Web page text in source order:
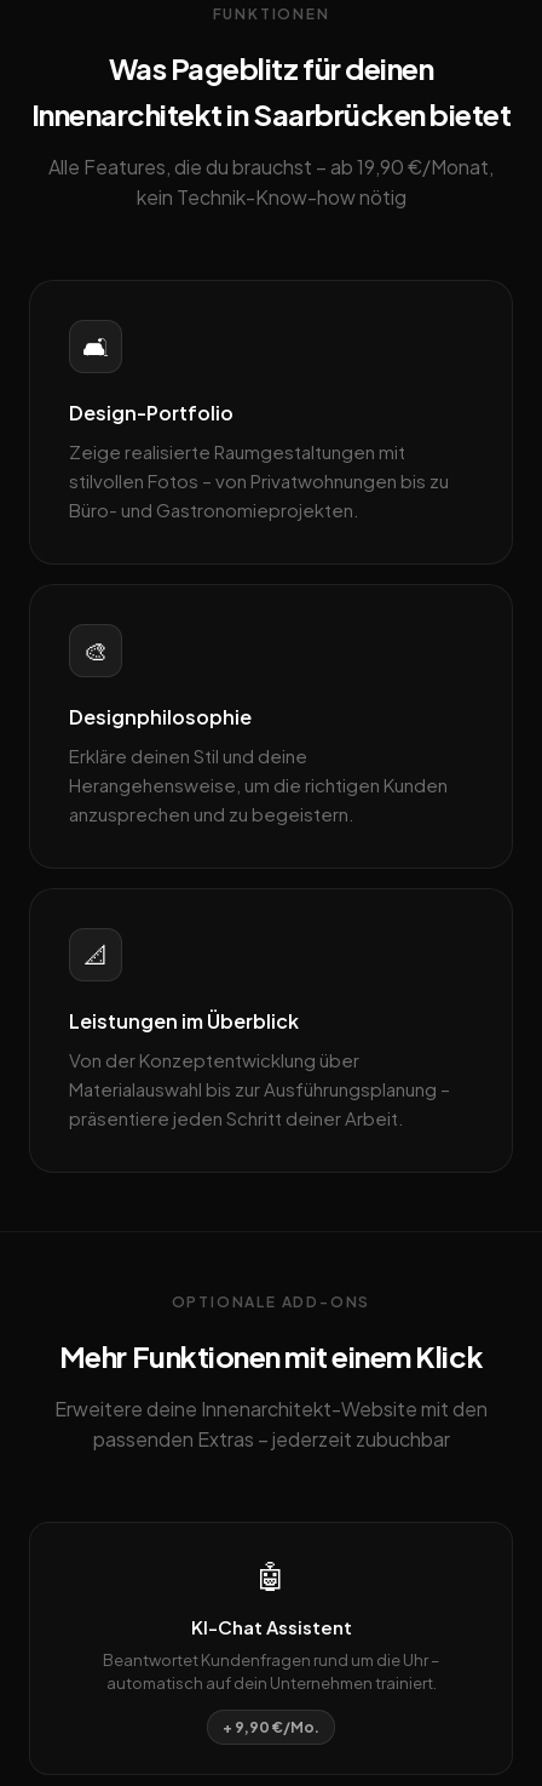
FUNKTIONEN
Was Pageblitz für deinen
Innenarchitekt in Saarbrücken bietet
Alle Features, die du brauchst – ab 19,90 €/Monat,
kein Technik-Know-how nötig
🛋️
Design-Portfolio
Zeige realisierte Raumgestaltungen mit
stilvollen Fotos – von Privatwohnungen bis zu
Büro- und Gastronomieprojekten.
🎨
Designphilosophie
Erkläre deinen Stil und deine
Herangehensweise, um die richtigen Kunden
anzusprechen und zu begeistern.
📐
Leistungen im Überblick
Von der Konzeptentwicklung über
Materialauswahl bis zur Ausführungsplanung –
präsentiere jeden Schritt deiner Arbeit.
OPTIONALE ADD-ONS
Mehr Funktionen mit einem Klick
Erweitere deine Innenarchitekt-Website mit den
passenden Extras – jederzeit zubuchbar
🤖
KI-Chat Assistent
Beantwortet Kundenfragen rund um die Uhr –
automatisch auf dein Unternehmen trainiert.
+ 9,90 €/Mo.